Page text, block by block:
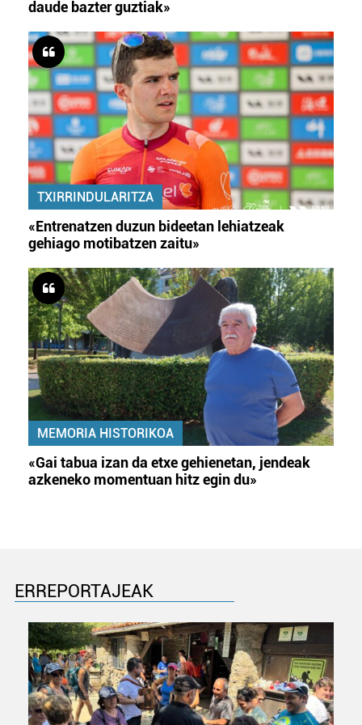
daude bazter guztiak»
TXIRRINDULARITZA
«Entrenatzen duzun bideetan lehiatzeak
gehiago motibatzen zaitu»
MEMORIA HISTORIKOA
«Gai tabua izan da etxe gehienetan, jendeak
azkeneko momentuan hitz egin du»
ERREPORTAJEAK